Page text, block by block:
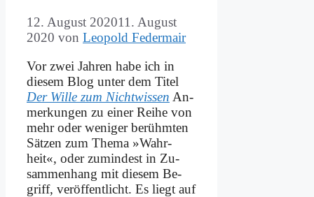
12. August 202011. August
2020 von Leopold Federmair
Vor zwei Jah­ren ha­be ich in
die­sem Blog un­ter dem Ti­tel
Der Wil­le zum Nicht­wis­sen An­
mer­kun­gen zu ei­ner Rei­he von
mehr oder we­ni­ger be­rühm­ten
Sät­zen zum The­ma »Wahr­
heit«, oder zu­min­dest in Zu­
sam­men­hang mit die­sem Be­
griff, ver­öf­fent­licht. Es liegt auf